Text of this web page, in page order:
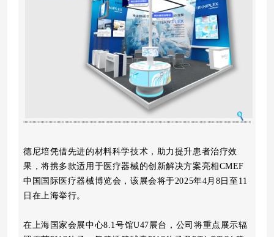
德尼培凭借先进的材料科学技术，助力提升患者治疗效
果，将携多款适用于医疗器械的创新解决方案亮相CMEF
中国国际医疗器械博览会，该展会将于2025年4月8日至11
日在上海举行。
在上海国家会展中心8.1号馆U47展台 ，公司将重点展示辐